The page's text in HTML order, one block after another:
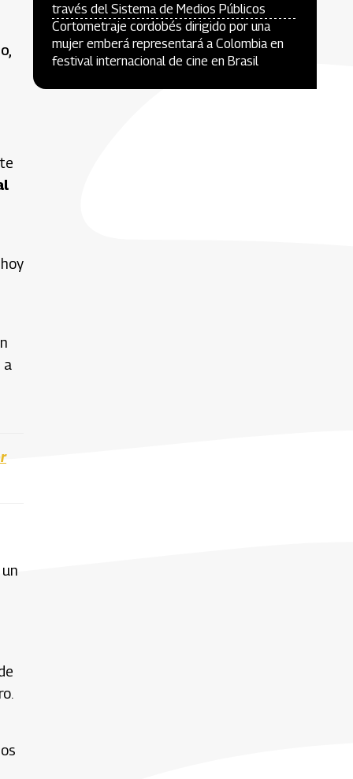
a
través del Sistema de Medios Públicos
Cortometraje cordobés dirigido por una
mujer emberá representará a Colombia en
festival internacional de cine en Brasil